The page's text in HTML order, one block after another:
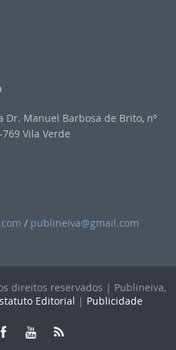
Dr. Manuel Barbosa de Brito, nº
Vila Verde
/ publineiva@gmail.com
direitos reservados | Publineiva,
Editorial | Publicidade